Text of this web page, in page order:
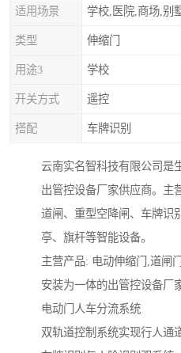
适用场景 学校,医院,商场,别
类型 伸缩门
用途3 学校
开关方式 遥控
搭配 车牌识别
云南实名智科技有限公司是
出管控设备厂家供应商。主
道闸、重型空降闸、车牌识
亭、旗杆等智能设备。
主营产品: 电动伸缩门,道闸
安装为一体的出管控设备厂
电动门人车分流系统‌
双轨道控制系统实现行人通